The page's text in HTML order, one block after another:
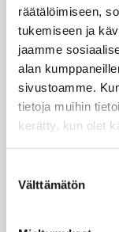
räätälöimiseen,
tukemiseen ja
jaamme
alan
sivustoamme.
tietoja muihin
kerätty, kun olet
valinta
Välttämätön
Crux-lehti
JOBI
TYÖELÄMÄOPAS
Työnhaku
KirVESTES 2025-